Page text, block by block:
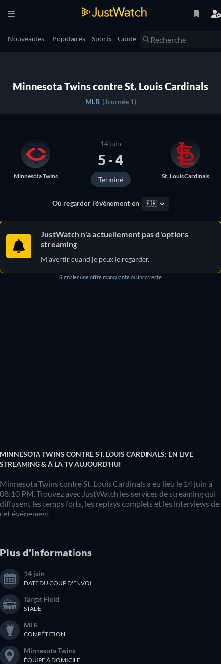
Nouveautés Populaires Sports Guide
Minnesota Twins contre St. Louis Cardinals
MLB (Journée 1)
Minnesota Twins
14 juin
5 - 4
Terminé St. Louis Cardinals
Où regarder l'événement en 🇫🇷
JustWatch n'a actuellement pas d'options
streaming
M'avertir quand je peux le regarder.
Signaler une offre manquante ou incorrecte
MINNESOTA TWINS CONTRE ST. LOUIS CARDINALS: EN LIVE
STREAMING & À LA TV AUJOURD'HUI
Minnesota Twins contre St. Louis Cardinals a eu lieu le 14 juin à
08:10 PM. Trouvez avec JustWatch les services de streaming qui
diffusent les temps forts, les replays complets et les interviews de
cet événement.
Plus d'informations
14 juin
DATE DU COUP D'ENVOI
Target Field
STADE
MLB
COMPÉTITION
Minnesota Twins
ÉQUIPE À DOMICILE